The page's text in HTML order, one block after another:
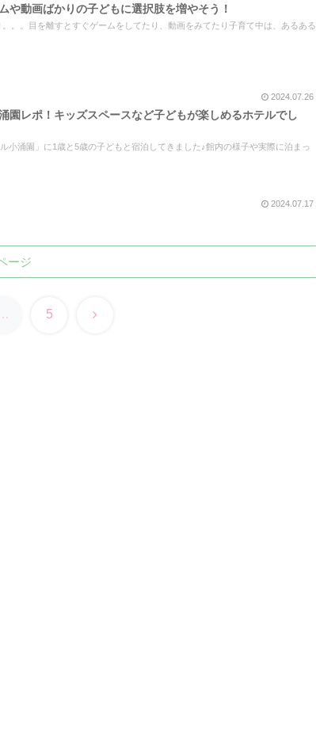
や動画ばかりの子どもに選択肢を増やそう！
。。目を離すとすぐゲームをしてたり、動画をみてたり子育て中は、あるある
2024.07.26
園レポ！キッズスペースなど子どもが楽しめるホテルでし
小涌園」に1歳と5歳の子どもと宿泊してきました♪館内の様子や実際に泊まっ
2024.07.17
ージ
5 次